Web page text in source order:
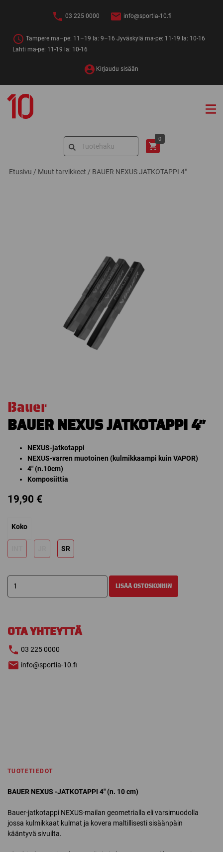
03 225 0000 info@sportia-10.fi
Tampere ma–pe: 11–19 la: 9–16 Jyväskylä ma-pe: 11-19 la: 10-16
Lahti ma-pe: 11-19 la: 10-16
Kirjaudu sisään
10
Search
0
Etusivu / Muut tarvikkeet / BAUER NEXUS JATKOTAPPI 4″
Bauer
BAUER NEXUS JATKOTAPPI 4″
NEXUS-jatkotappi
NEXUS-varren muotoinen (kulmikkaampi kuin VAPOR)
4″ (n.10cm)
Komposiittia
19,90 €
Koko
SR
BAUER
NEXUS
LISÄÄ OSTOSKORIIN
OTA YHTEYTTÄ
03 225 0000
info@sportia-10.fi
TUOTETIEDOT
BAUER NEXUS -JATKOTAPPI 4″ (n. 10 cm)
Bauer-jatkotappi NEXUS-mailan geometrialla eli varsimuodolla
jossa kulmikkaat kulmat ja kovera maltillisesti sisäänpäin
kääntyvä sivuilta.